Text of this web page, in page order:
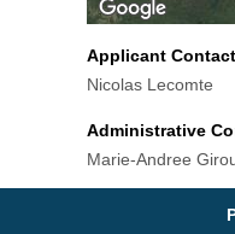
Applicant
Nicolas Lecomte
Administrative
Marie-Andree